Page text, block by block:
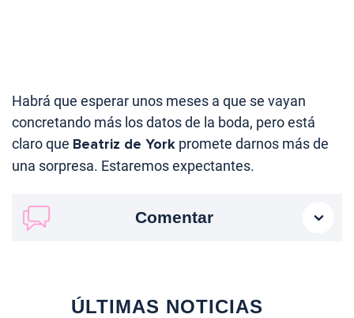
Habrá que esperar unos meses a que se vayan
concretando más los datos de la boda, pero está
claro que Beatriz de York promete darnos más de
una sorpresa. Estaremos expectantes.
Comentar
ÚLTIMAS NOTICIAS